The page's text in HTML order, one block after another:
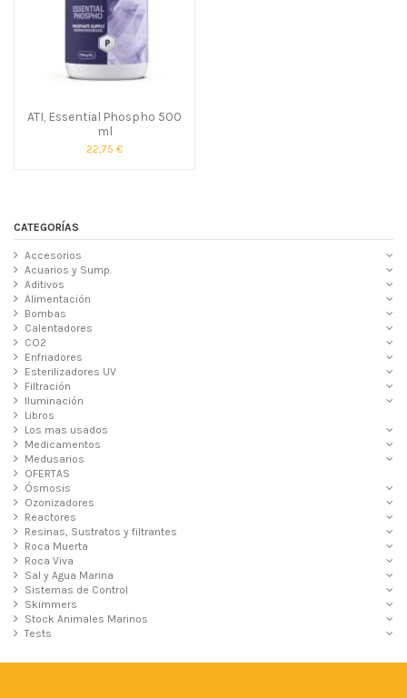
ATI, Essential Phospho 500
ml
22,75 €
CATEGORÍAS
Accesorios
Acuarios y Sump.
Aditivos
Alimentación
Bombas
Calentadores
CO2
Enfriadores
Esterilizadores UV
Filtración
Iluminación
Libros
Los mas usados
Medicamentos
Medusarios
OFERTAS
Ósmosis
Ozonizadores
Reactores
Resinas, Sustratos y filtrantes
Roca Muerta
Roca Viva
Sal y Agua Marina
Sistemas de Control
Skimmers
Stock Animales Marinos
Tests